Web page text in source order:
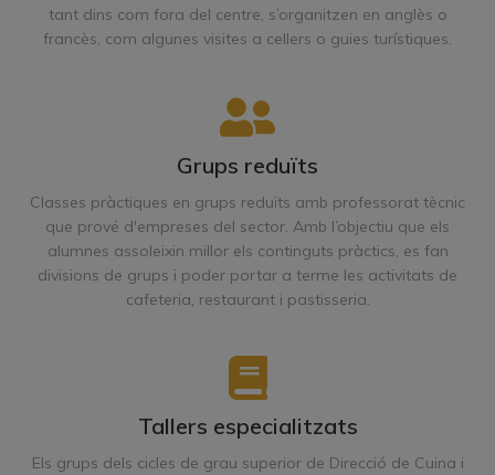
tant dins com fora del centre, s’organitzen en anglès o
francès, com algunes visites a cellers o guies turístiques.
Grups reduïts
Classes pràctiques en grups reduïts amb professorat tècnic
que prové d'empreses del sector. Amb l’objectiu que els
alumnes assoleixin millor els continguts pràctics, es fan
divisions de grups i poder portar a terme les activitats de
cafeteria, restaurant i pastisseria.
Tallers especialitzats
Els grups dels cicles de grau superior de Direcció de Cuina i